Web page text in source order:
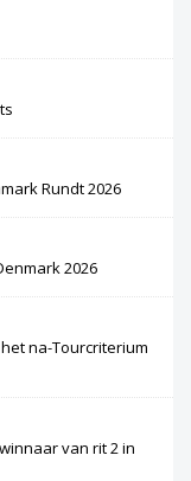
Rundt 2026
2026
na-Tourcriterium
van rit 2 in